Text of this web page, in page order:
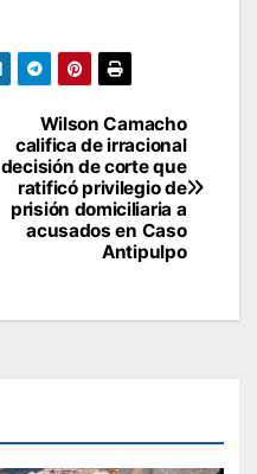
Wilson Camacho
califica de irracional
decisión de corte que
ratificó privilegio de
prisión domiciliaria a
acusados en Caso
Antipulpo